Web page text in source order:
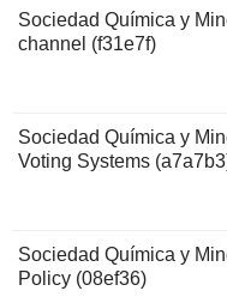
Sociedad Química y
channel (f31e7f)
Sociedad Química y
Voting Systems
Sociedad Química y
Policy (08ef36)